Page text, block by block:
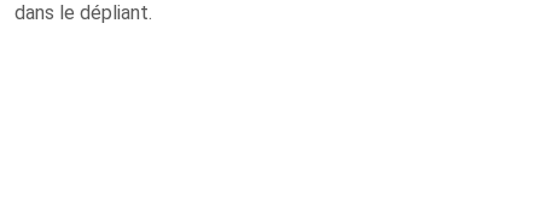
dans le dépliant.